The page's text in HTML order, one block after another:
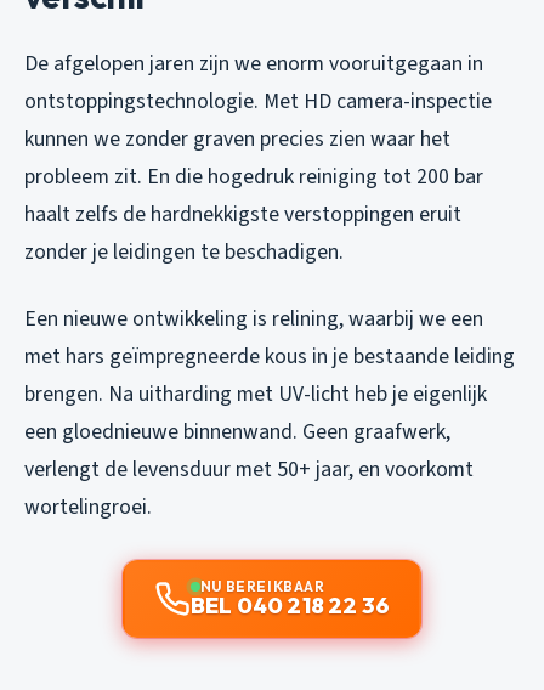
De afgelopen jaren zijn we enorm vooruitgegaan in
ontstoppingstechnologie. Met HD camera-inspectie
kunnen we zonder graven precies zien waar het
probleem zit. En die hogedruk reiniging tot 200 bar
haalt zelfs de hardnekkigste verstoppingen eruit
zonder je leidingen te beschadigen.
Een nieuwe ontwikkeling is relining, waarbij we een
met hars geïmpregneerde kous in je bestaande leiding
brengen. Na uitharding met UV-licht heb je eigenlijk
een gloednieuwe binnenwand. Geen graafwerk,
verlengt de levensduur met 50+ jaar, en voorkomt
wortelingroei.
NU BEREIKBAAR
BEL 040 218 22 36